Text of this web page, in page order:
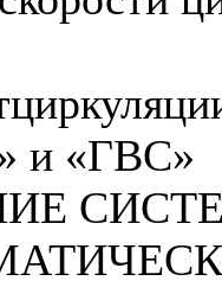
и «ГВС»